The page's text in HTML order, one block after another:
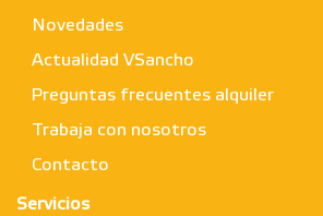
Novedades
Actualidad VSancho
Preguntas frecuentes alquiler
Trabaja con nosotros
Contacto
Servicios